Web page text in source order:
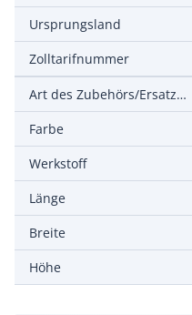
Ursprungsland
Zolltarifnummer
Art des Zubehörs/Ersatzteils
Farbe
Werkstoff
Länge
Breite
Höhe